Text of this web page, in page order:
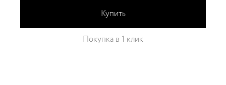
Купить
Покупка в 1 клик